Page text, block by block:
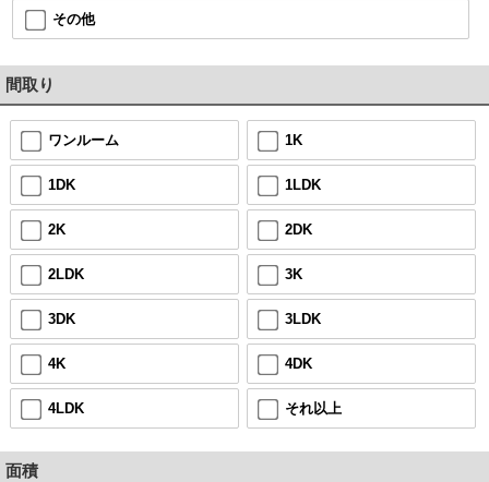
その他
間取り
ワンルーム 1K
1DK 1LDK
2K 2DK
2LDK 3K
3DK 3LDK
4K 4DK
4LDK それ以上
面積